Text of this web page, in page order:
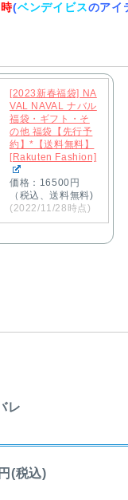
(ベンデイビスのアイ
[2023新春福袋] NA
VAL NAVAL ナバル
福袋・ギフト・そ
の他 福袋【先行予
約】*【送料無料】
[Rakuten Fashion]
価格：16500円
（税込、送料無料)
(2022/11/28時点)
レ
(税込)